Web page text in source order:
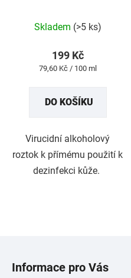
produktu
hvězdiček.
Skladem (>5 ks)
199 Kč
Měrná
79,60 Kč / 100 ml
DO KOŠÍKU
Virucidní alkoholový
roztok k přímému použití k
dezinfekci kůže.
Informace pro Vás